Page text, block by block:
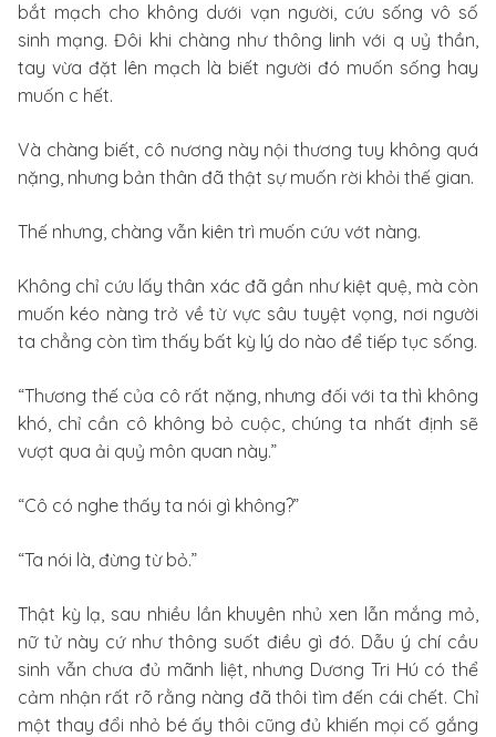
bắt mạch cho không dưới vạn người, cứu sống vô số
sinh mạng. Đôi khi chàng như thông linh với q uỷ thần,
tay vừa đặt lên mạch là biết người đó muốn sống hay
muốn c hết.
Và chàng biết, cô nương này nội thương tuy không quá
nặng, nhưng bản thân đã thật sự muốn rời khỏi thế gian.
Thế nhưng, chàng vẫn kiên trì muốn cứu vớt nàng.
Không chỉ cứu lấy thân xác đã gần như kiệt quệ, mà còn
muốn kéo nàng trở về từ vực sâu tuyệt vọng, nơi người
ta chẳng còn tìm thấy bất kỳ lý do nào để tiếp tục sống.
“Thương thế của cô rất nặng, nhưng đối với ta thì không
khó, chỉ cần cô không bỏ cuộc, chúng ta nhất định sẽ
vượt qua ải quỷ môn quan này.”
“Cô có nghe thấy ta nói gì không?”
“Ta nói là, đừng từ bỏ.”
Thật kỳ lạ, sau nhiều lần khuyên nhủ xen lẫn mắng mỏ,
nữ tử này cứ như thông suốt điều gì đó. Dẫu ý chí cầu
sinh vẫn chưa đủ mãnh liệt, nhưng Dương Tri Hú có thể
cảm nhận rất rõ rằng nàng đã thôi tìm đến cái chết. Chỉ
một thay đổi nhỏ bé ấy thôi cũng đủ khiến mọi cố gắng